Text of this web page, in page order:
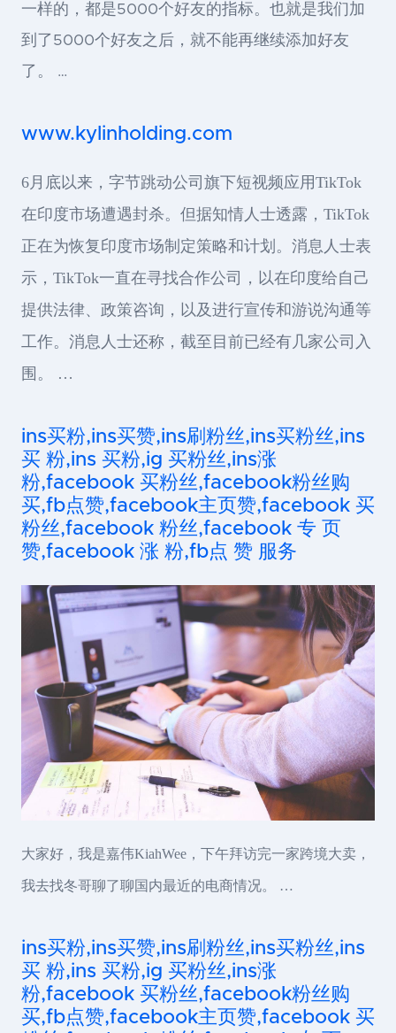
一样的，都是5000个好友的指标。也就是我们加
到了5000个好友之后，就不能再继续添加好友
了。 …
www.kylinholding.com
6月底以来，字节跳动公司旗下短视频应用TikTok
在印度市场遭遇封杀。但据知情人士透露，TikTok
正在为恢复印度市场制定策略和计划。消息人士表
示，TikTok一直在寻找合作公司，以在印度给自己
提供法律、政策咨询，以及进行宣传和游说沟通等
工作。消息人士还称，截至目前已经有几家公司入
围。 …
ins买粉,ins买赞,ins刷粉丝,ins买粉丝,ins
买 粉,ins 买粉,ig 买粉丝,ins涨
粉,facebook 买粉丝,facebook粉丝购
买,fb点赞,facebook主页赞,facebook 买
粉丝,facebook 粉丝,facebook 专 页
赞,facebook 涨 粉,fb点 赞 服务
大家好，我是嘉伟KiahWee，下午拜访完一家跨境大卖，
我去找冬哥聊了聊国内最近的电商情况。 …
ins买粉,ins买赞,ins刷粉丝,ins买粉丝,ins
买 粉,ins 买粉,ig 买粉丝,ins涨
粉,facebook 买粉丝,facebook粉丝购
买,fb点赞,facebook主页赞,facebook 买